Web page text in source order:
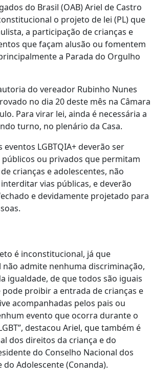
do Brasil (OAB) Ariel de Castro
o projeto de lei (PL) que
a participação de crianças e
que façam alusão ou fomentem
a Parada do Orgulho
do vereador Rubinho Nunes
no dia 20 deste mês na Câmara
Para virar lei, ainda é necessária a
turno, no plenário da Casa.
LGBTQIA+ deverão ser
públicos ou privados que permitam
crianças e adolescentes, não
vias públicas, e deverão
e devidamente projetado para
é inconstitucional, já que
não admite nenhuma discriminação,
igualdade, de que todos são iguais
pode proibir a entrada de crianças e
acompanhadas pelos pais ou
evento que ocorra durante o
destacou Ariel, que também é
dos direitos da criança e do
do Conselho Nacional dos
do Adolescente (Conanda).